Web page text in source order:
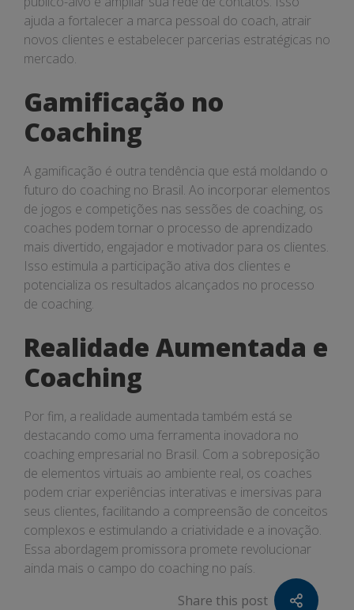
ajuda a fortalecer a marca pessoal do coach, atrair
novos clientes e estabelecer parcerias estratégicas no
mercado.
Gamificação no
Coaching
A gamificação é outra tendência que está moldando o
futuro do coaching no Brasil. Ao incorporar elementos
de jogos e competições nas sessões de coaching, os
coaches podem tornar o processo de aprendizado
mais divertido, engajador e motivador para os clientes.
Isso estimula a participação ativa dos clientes e
potencializa os resultados alcançados no processo
de coaching.
Realidade Aumentada e
Coaching
Por fim, a realidade aumentada também está se
destacando como uma ferramenta inovadora no
coaching empresarial no Brasil. Com a sobreposição
de elementos virtuais ao ambiente real, os coaches
podem criar experiências interativas e imersivas para
seus clientes, facilitando a compreensão de conceitos
complexos e estimulando a criatividade e a inovação.
Essa abordagem promissora promete revolucionar
ainda mais o campo do coaching no país.
Share this post